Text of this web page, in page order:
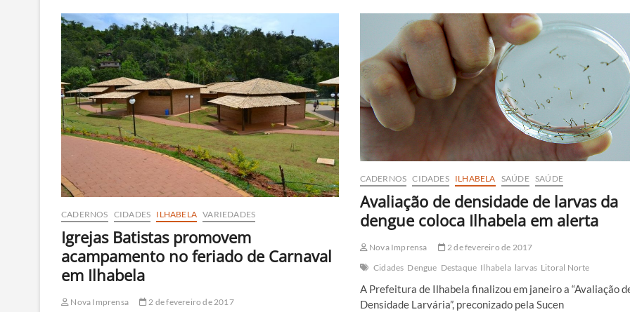
conquista
ouro
no
Brasileiro
de
Jiu
CADERNOS CIDADES ILHABELA VARIEDADES
Igrejas Batistas promovem
acampamento no feriado de Carnaval
em Ilhabela
Nova Imprensa
2 de fevereiro de 2017
CADERNOS CIDADES ILHABELA SAÚDE SAÚDE
Avaliação de densidade de larvas da
dengue coloca Ilhabela em alerta
Nova Imprensa
2 de fevereiro de 2017
Cidades Dengue Destaque Ilhabela larvas Litoral Norte
A Prefeitura de Ilhabela finalizou em janeiro a “Avaliação
Densidade Larvária”, preconizado pela Sucen